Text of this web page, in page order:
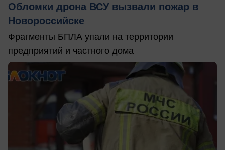
Обломки дрона ВСУ вызвали пожар в
Новороссийске
Фрагменты БПЛА упали на территории
предприятий и частного дома